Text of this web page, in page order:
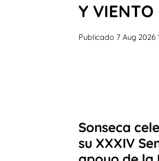
Y VIENTO
Publicado 7 Aug 2026
Sonseca
su XXXIV